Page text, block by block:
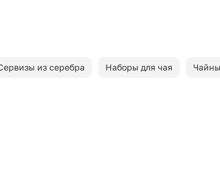
из серебра Наборы для чая